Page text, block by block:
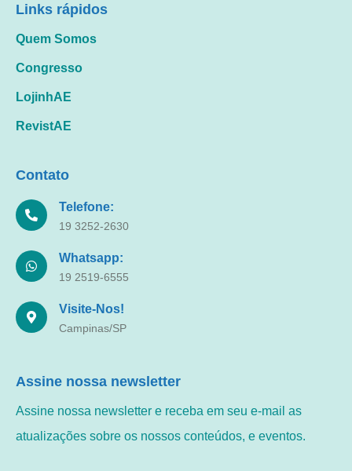
Links rápidos
Quem Somos
Congresso
LojinhAE
RevistAE
Contato
Telefone:
19 3252-2630
Whatsapp:
19 2519-6555
Visite-Nos!
Campinas/SP
Assine nossa newsletter
Assine nossa newsletter e receba em seu e-mail as
atualizações sobre os nossos conteúdos, e eventos.